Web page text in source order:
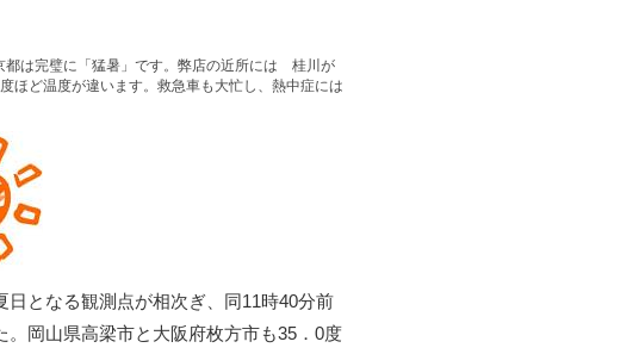
は完璧に「猛暑」です。弊店の近所には 桂川が
ど温度が違います。救急車も大忙し、熱中症には
日となる観測点が相次ぎ、同11時40分前
岡山県高梁市と大阪府枚方市も35．0度